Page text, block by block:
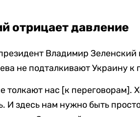
отрицает давление
Владимир Зеленский
не подталкивают Украину к
толкают нас [к переговорам].
И здесь нам нужно быть